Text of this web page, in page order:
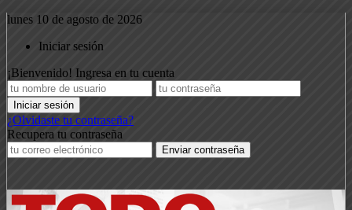
lunes 10 de agosto de 2026
Iniciar sesión
¡Bienvenido! Ingresa en tu cuenta
¿Olvidaste tu contraseña?
Recupera tu contraseña